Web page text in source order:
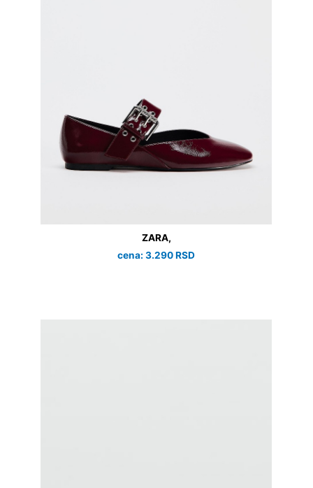
ZARA,
cena: 3.290 RSD